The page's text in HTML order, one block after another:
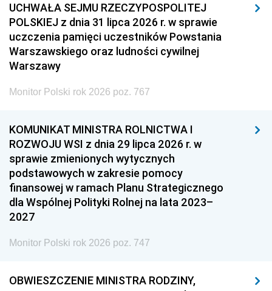
UCHWAŁA SEJMU RZECZYPOSPOLITEJ
POLSKIEJ z dnia 31 lipca 2026 r. w sprawie
uczczenia pamięci uczestników Powstania
Warszawskiego oraz ludności cywilnej
Warszawy
Monitor Polski rok 2026 poz. 767
KOMUNIKAT MINISTRA ROLNICTWA I
ROZWOJU WSI z dnia 29 lipca 2026 r. w
sprawie zmienionych wytycznych
podstawowych w zakresie pomocy
finansowej w ramach Planu Strategicznego
dla Wspólnej Polityki Rolnej na lata 2023–
2027
Monitor Polski rok 2026 poz. 747
OBWIESZCZENIE MINISTRA RODZINY,